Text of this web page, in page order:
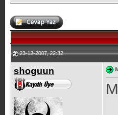
23-12-2007, 22:32
shoguun